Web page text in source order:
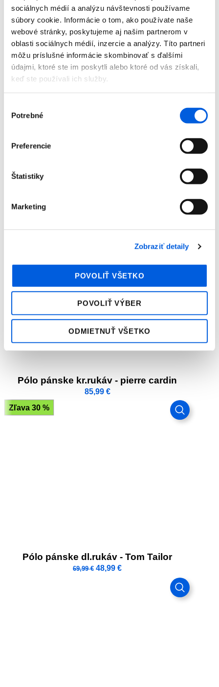
sociálnych médií a analýzu návštevnosti používame
súbory cookie. Informácie o tom, ako používate naše
webové stránky, poskytujeme aj našim partnerom v
oblasti sociálnych médií, inzercie a analýzy. Títo partneri
môžu príslušné informácie skombinovať s ďalšími
údajmi, ktoré ste im poskytli alebo ktoré od vás získali,
keď ste používali ich služby.
súhlasu
Potrebné
Preferencie
Štatistiky
Marketing
Zobraziť detaily
POVOLIŤ VŠETKO
POVOLIŤ VÝBER
ODMIETNUŤ VŠETKO
Pólo pánske dl.rukáv - Tom Tailor
69,99 48,99€
Pólo pánske kr.rukáv - pierre cardin
Pólo pánske kr.rukáv - pierre cardin
85,99 €
Zľava 30 %
Pólo pánske dl.rukáv - Tom Tailor
69,99€ 48,99 €